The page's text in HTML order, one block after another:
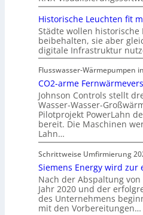
Historische Leuchten fit
Städte wollen historische
beibehalten, sie aber
digitale Infrastruktur
Flusswasser-Wärmepumpen
CO2-arme
Johnson Controls stellt
Wasser-Wasser-
Pilotprojekt PowerLahn
bereit. Die Maschinen
Lahn…
Schrittweise Umfirmierung
Siemens Energy wird zur
Nach der Abspaltung von
Jahr 2020 und der
des Unternehmens
mit den Vorbereitungen…